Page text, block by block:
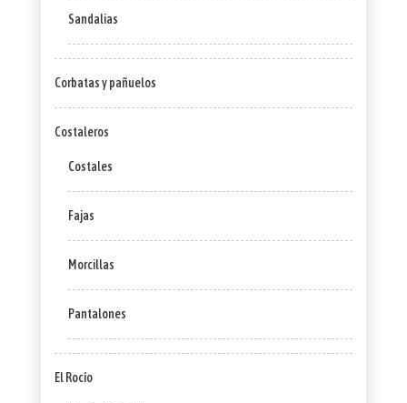
Sandalias
Corbatas y pañuelos
Costaleros
Costales
Fajas
Morcillas
Pantalones
El Rocío